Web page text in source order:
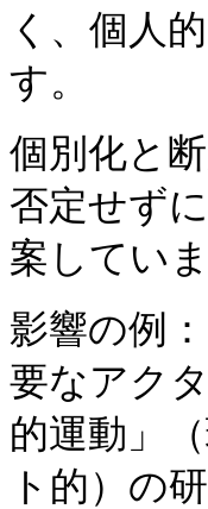
く、個人
す。
個別化と
否定せず
案していま
影響の例
要なアク
的運動」
ト的）の